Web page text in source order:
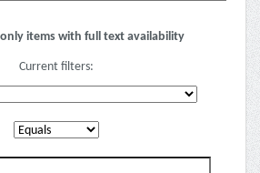
only items with full text availability
Current filters: